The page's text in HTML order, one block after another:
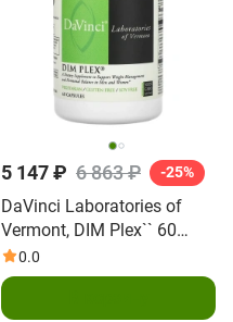
5 147 ₽ 6 863 ₽ -25%
DaVinci Laboratories of
Vermont, DIM Plex`` 60
капсул
0.0